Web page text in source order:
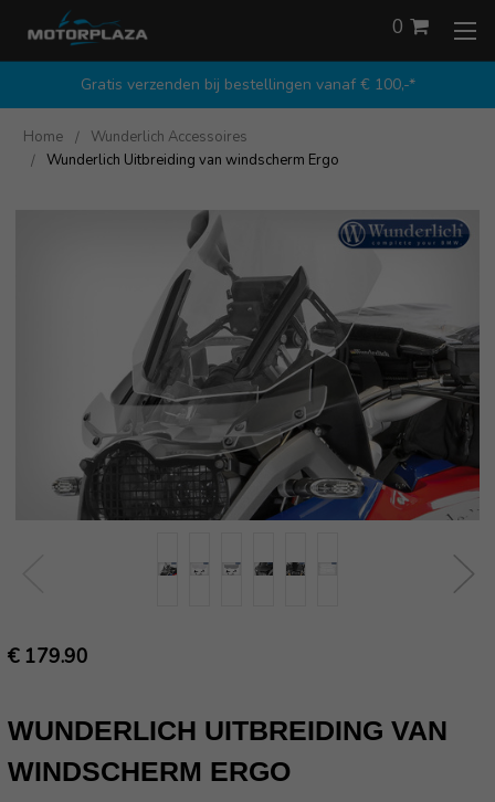
Gratis verzenden bij bestellingen vanaf € 100,-*
0
Home
Wunderlich Accessoires
Wunderlich Uitbreiding van windscherm Ergo
€ 179.90
WUNDERLICH UITBREIDING VAN
WINDSCHERM ERGO